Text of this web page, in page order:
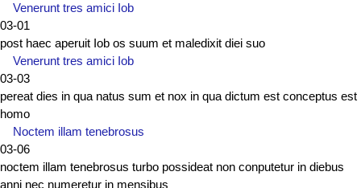
Venerunt tres amici Iob
03-01
post haec aperuit Iob os suum et maledixit diei suo
Venerunt tres amici Iob
03-03
pereat dies in qua natus sum et nox in qua dictum est conceptus est
homo
Noctem illam tenebrosus
03-06
noctem illam tenebrosus turbo possideat non conputetur in diebus
anni nec numeretur in mensibus